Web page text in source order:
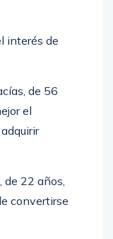
interés de
de 56
el
de 22 años,
convertirse